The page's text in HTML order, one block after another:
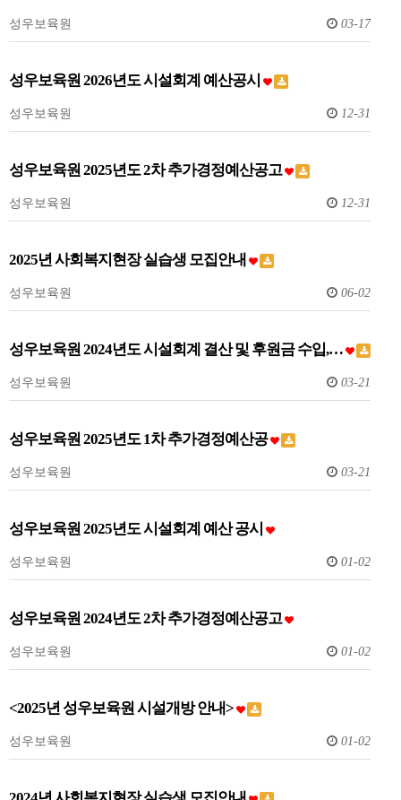
성우보육원 03-17
성우보육원 2026년도 시설회계 예산공시
성우보육원 12-31
성우보육원 2025년도 2차 추가경정예산공고
성우보육원 12-31
2025년 사회복지현장 실습생 모집안내
성우보육원 06-02
성우보육원 2024년도 시설회계 결산 및 후원금 수입,…
성우보육원 03-21
성우보육원 2025년도 1차 추가경정예산공
성우보육원 03-21
성우보육원 2025년도 시설회계 예산 공시
성우보육원 01-02
성우보육원 2024년도 2차 추가경정예산공고
성우보육원 01-02
<2025년 성우보육원 시설개방 안내>
성우보육원 01-02